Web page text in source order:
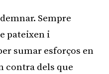
Sempre
pateixen i
sumar esforços en
contra dels que